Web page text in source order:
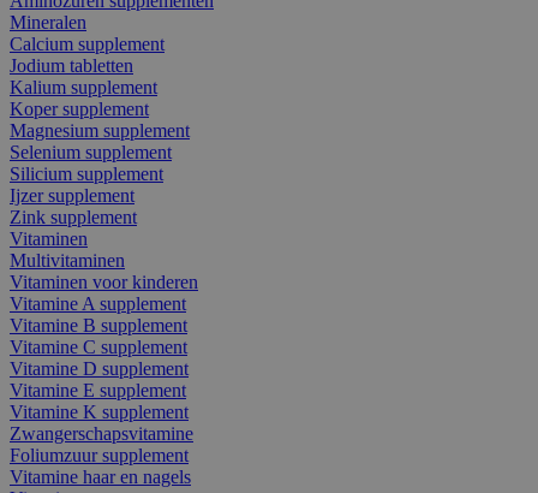
Mineralen
Calcium supplement
Jodium tabletten
Kalium supplement
Koper supplement
Magnesium supplement
Selenium supplement
Silicium supplement
Ijzer supplement
Zink supplement
Vitaminen
Multivitaminen
Vitaminen voor kinderen
Vitamine A supplement
Vitamine B supplement
Vitamine C supplement
Vitamine D supplement
Vitamine E supplement
Vitamine K supplement
Zwangerschapsvitamine
Foliumzuur supplement
Vitamine haar en nagels